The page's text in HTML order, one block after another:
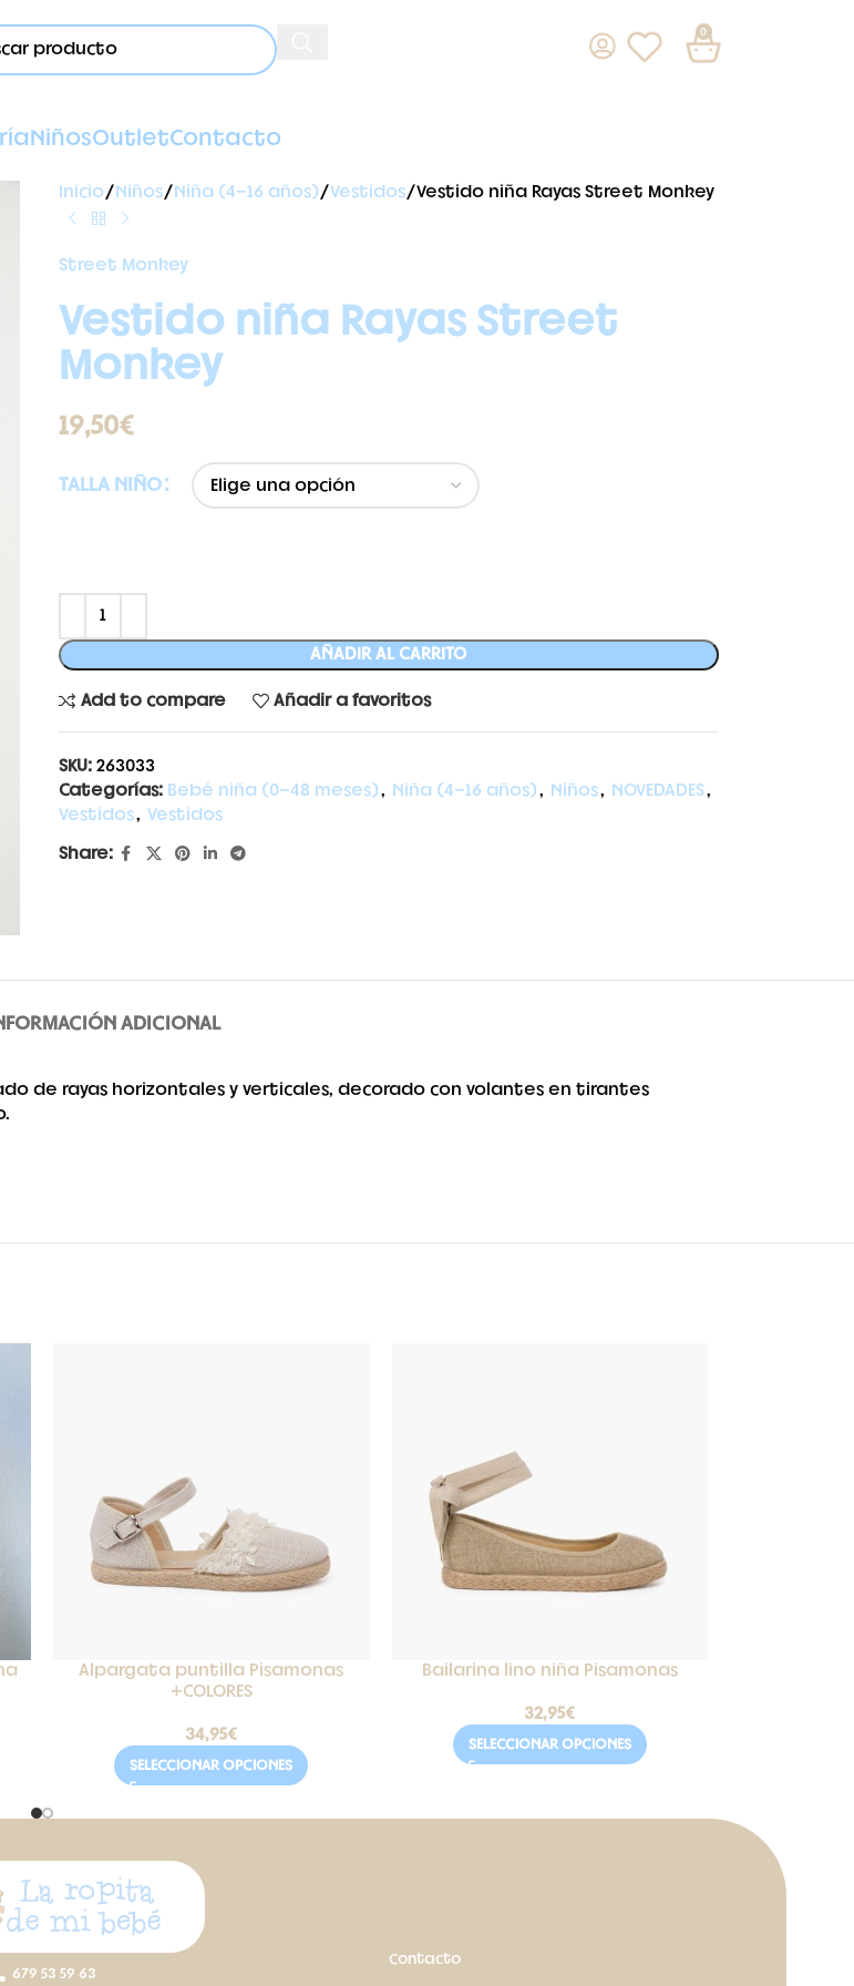
0
NiñosOutletContacto
Inicio Niños Niña (4-16 años) Vestidos Vestido niña Rayas Street Monkey
Street Monkey
Vestido niña Rayas Street
Monkey
19,50€
TALLA NIÑO
AÑADIR AL CARRITO
Add to compare Añadir a favoritos
SKU: 263033
Categorías: Bebé niña (0-48 meses), Niña (4-16 años), Niños, NOVEDADES,
Vestidos, Vestidos
Share:
ADICIONAL
de rayas horizontales y verticales, decorado con volantes en tirantes
Alpargata puntilla Pisamonas
+COLORES
34,95€
SELECCIONAR OPCIONES
Bailarina lino niña Pisamonas
32,95€
SELECCIONAR OPCIONES
679 53 59 63
Contacto